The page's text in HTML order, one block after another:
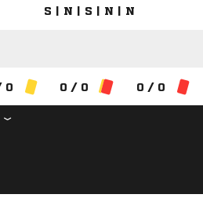
S | N | S | N | N
0 0 / 0 0 / 0